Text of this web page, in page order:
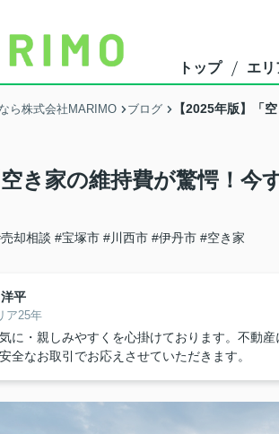
トップ エリ
ら株式会社MARIMO ブログ 【2025年版】「
空き家の維持費が驚愕！今
却相談 #宝塚市 #川西市 #伊丹市 #空き家
平
ア25年
に・親しみやすくを心掛けております。不動
全なお取引でお応えさせていただきます。